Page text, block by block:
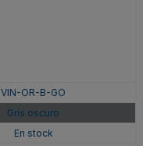
VIN-OR-B-GO
Gris oscuro
En stock